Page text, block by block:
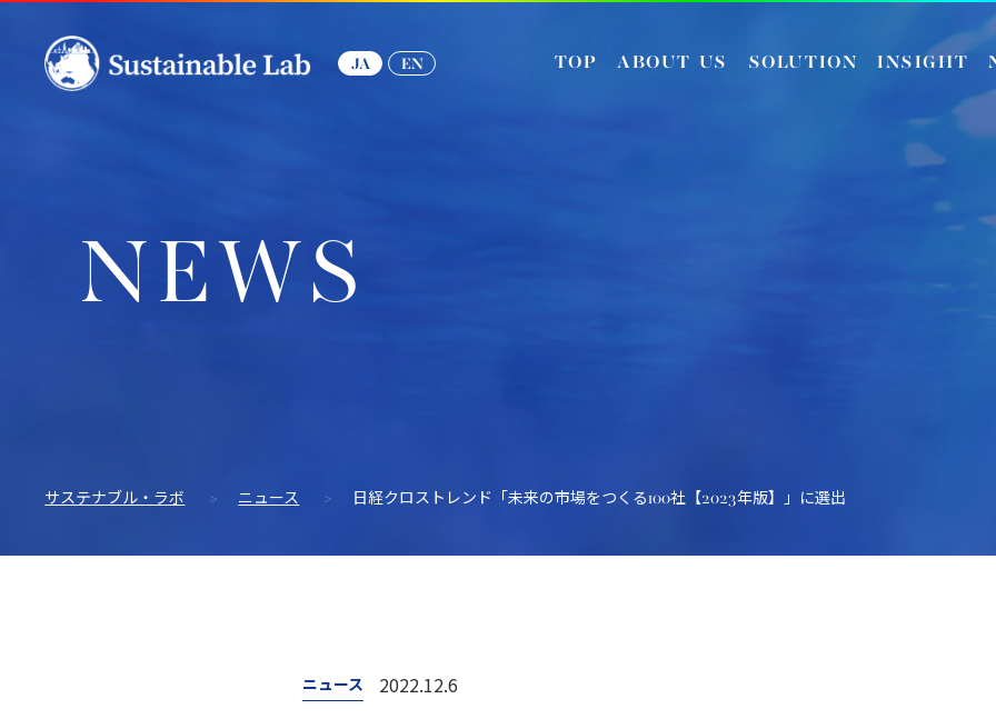
JA EN TOP ABOUT US SOLUTION INSIGHT
NEWS
サステナブル・ラボ > ニュース > 日経クロストレンド「未来の市場をつくる100社【2023年版】」に選出
ニュース 2022.12.6